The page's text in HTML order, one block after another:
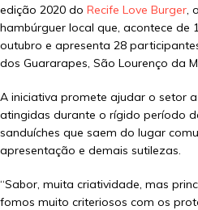
edição 2020 do Recife Love Burger,
hambúrguer local que, acontece de
outubro e apresenta 28
dos Guararapes, São Lourenço da
A iniciativa promete ajudar o setor
atingidas durante o rígido período
sanduíches que saem do lugar
apresentação e demais sutilezas.
“Sabor, muita criatividade, mas
fomos muito criteriosos com os